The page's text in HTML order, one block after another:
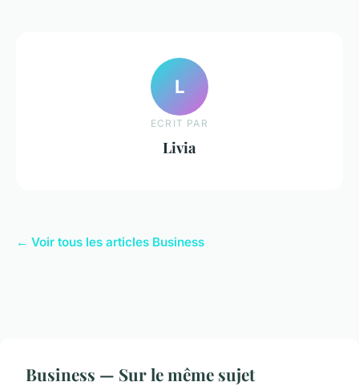
L
ECRIT PAR
Livia
← Voir tous les articles Business
Business — Sur le même sujet